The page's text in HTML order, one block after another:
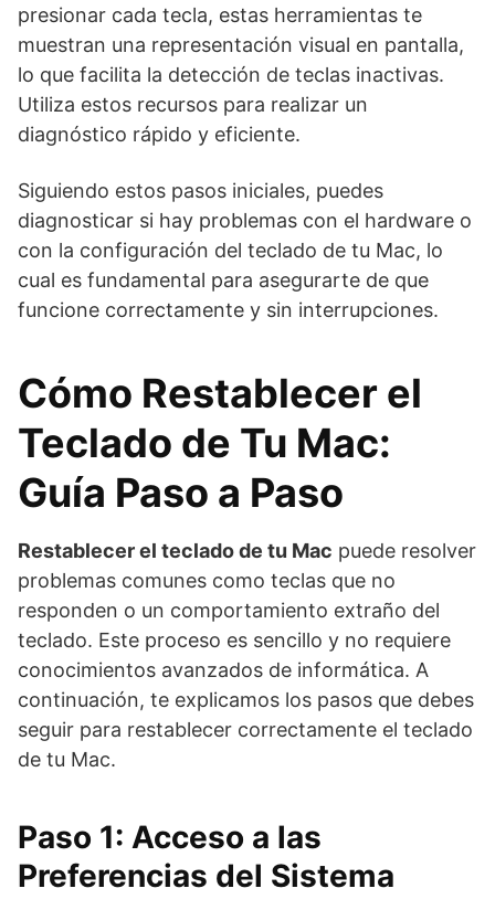
presionar cada tecla, estas herramientas te
muestran una representación visual en pantalla,
lo que facilita la detección de teclas inactivas.
Utiliza estos recursos para realizar un
diagnóstico rápido y eficiente.
Siguiendo estos pasos iniciales, puedes
diagnosticar si hay problemas con el hardware o
con la configuración del teclado de tu Mac, lo
cual es fundamental para asegurarte de que
funcione correctamente y sin interrupciones.
Cómo Restablecer el
Teclado de Tu Mac:
Guía Paso a Paso
Restablecer el teclado de tu Mac puede resolver
problemas comunes como teclas que no
responden o un comportamiento extraño del
teclado. Este proceso es sencillo y no requiere
conocimientos avanzados de informática. A
continuación, te explicamos los pasos que debes
seguir para restablecer correctamente el teclado
de tu Mac.
Paso 1: Acceso a las
Preferencias del Sistema